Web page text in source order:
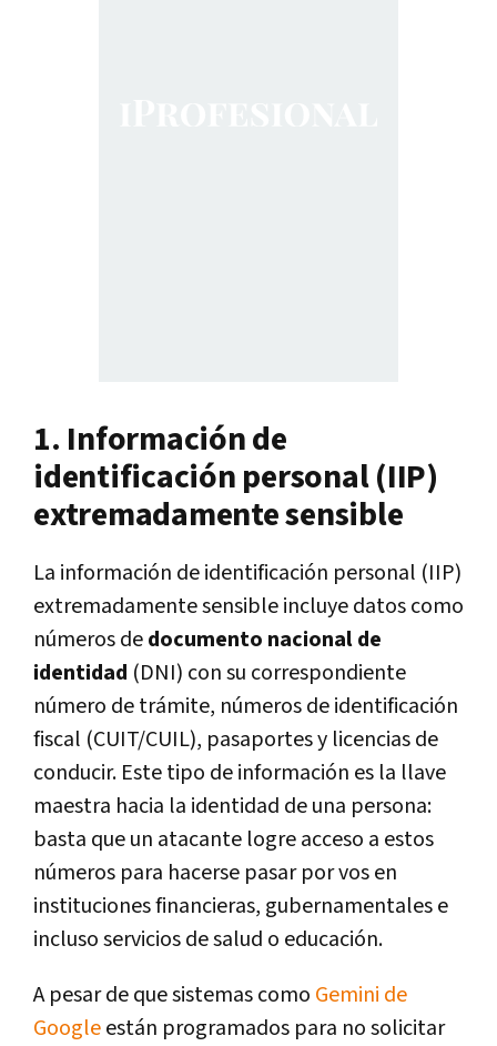
1. Información de
identificación personal (IIP)
extremadamente sensible
La información de identificación personal (IIP)
extremadamente sensible incluye datos como
números dedocumento nacional de
identidad (DNI) con su correspondiente
número de trámite, números de identificación
fiscal (CUIT/CUIL), pasaportes y licencias de
conducir. Este tipo de información es la llave
maestra hacia la identidad de una persona:
basta que un atacante logre acceso a estos
números para hacerse pasar por vos en
instituciones financieras, gubernamentales e
incluso servicios de salud o educación.
A pesar de que sistemas como Gemini de
Googleestán programados para no solicitar